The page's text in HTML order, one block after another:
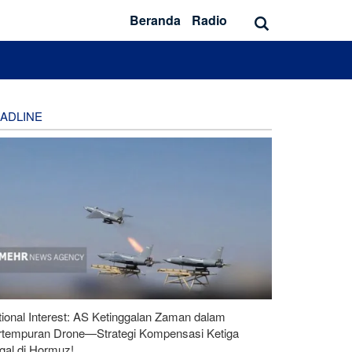
Beranda Radio
Interest: AS Ketinggalan Zaman dalam
Drone—Strategi Kompensasi Ketiga